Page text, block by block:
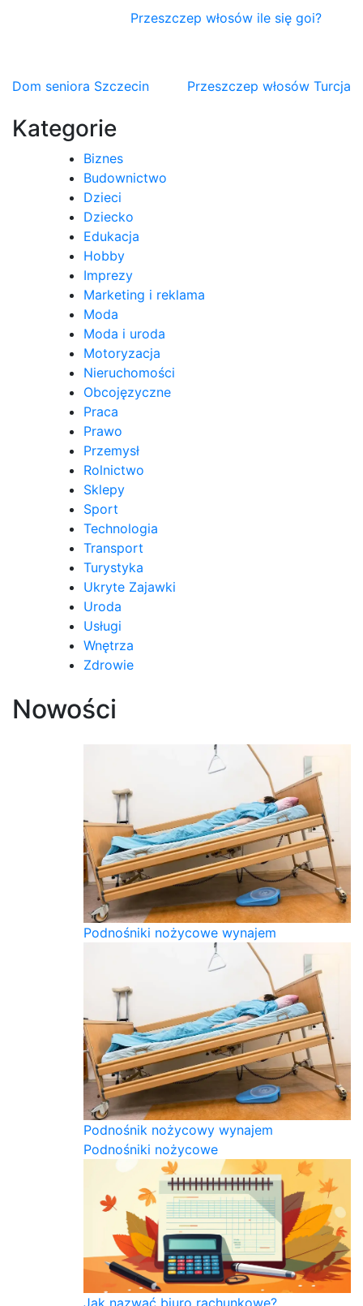
Przeszczep włosów ile się goi?
Nawigacja
wpisu
Dom seniora Szczecin Przeszczep włosów Turcja
Kategorie
Biznes
Budownictwo
Dzieci
Dziecko
Edukacja
Hobby
Imprezy
Marketing i reklama
Moda
Moda i uroda
Motoryzacja
Nieruchomości
Obcojęzyczne
Praca
Prawo
Przemysł
Rolnictwo
Sklepy
Sport
Technologia
Transport
Turystyka
Ukryte Zajawki
Uroda
Usługi
Wnętrza
Zdrowie
Nowości
Podnośniki nożycowe wynajem
Podnośnik nożycowy wynajem
Podnośniki nożycowe